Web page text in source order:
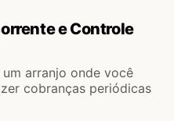
e Controle
arranjo onde você
cobranças periódicas